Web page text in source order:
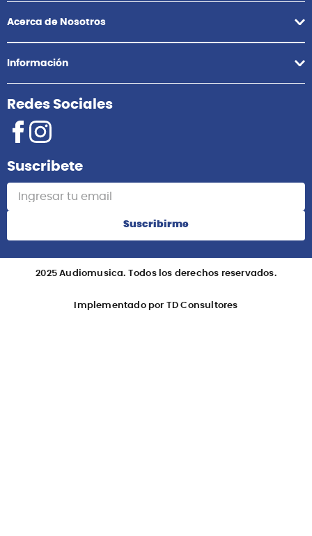
Acerca de Nosotros
Información
Redes Sociales
Suscribete
Suscribirme
2025 Audiomusica. Todos los derechos reservados.
Implementado por TD Consultores